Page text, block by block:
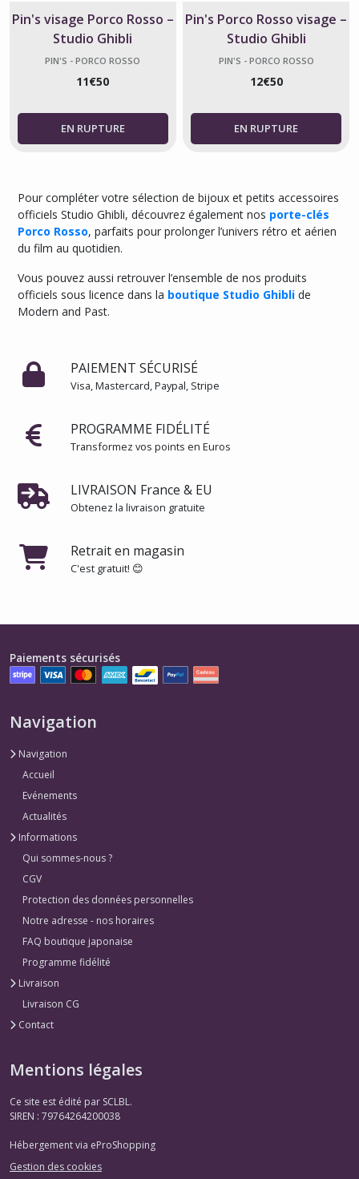
Pin's visage Porco Rosso –
Studio Ghibli
PIN'S - PORCO ROSSO
11€50
Pin's Porco Rosso visage –
Studio Ghibli
PIN'S - PORCO ROSSO
12€50
Pour compléter votre sélection de bijoux et petits accessoires
officiels Studio Ghibli, découvrez également nos porte-clés
Porco Rosso, parfaits pour prolonger l’univers rétro et aérien
du film au quotidien.
Vous pouvez aussi retrouver l’ensemble de nos produits
officiels sous licence dans la boutique Studio Ghibli de
Modern and Past.
PAIEMENT SÉCURISÉ
Visa, Mastercard, Paypal, Stripe
PROGRAMME FIDÉLITÉ
Transformez vos points en Euros
LIVRAISON France & EU
Obtenez la livraison gratuite
Retrait en magasin
C'est gratuit! 😊
Paiements sécurisés
Navigation
Navigation
Accueil
Evénements
Actualités
Informations
Qui sommes-nous ?
CGV
Protection des données personnelles
Notre adresse - nos horaires
FAQ boutique japonaise
Programme fidélité
Livraison
Livraison CG
Contact
Mentions légales
Ce site est édité par SCLBL.
SIREN : 79764264200038
Hébergement via eProShopping
Gestion des cookies